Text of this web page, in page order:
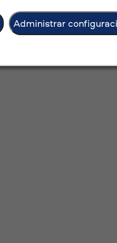
Administrar